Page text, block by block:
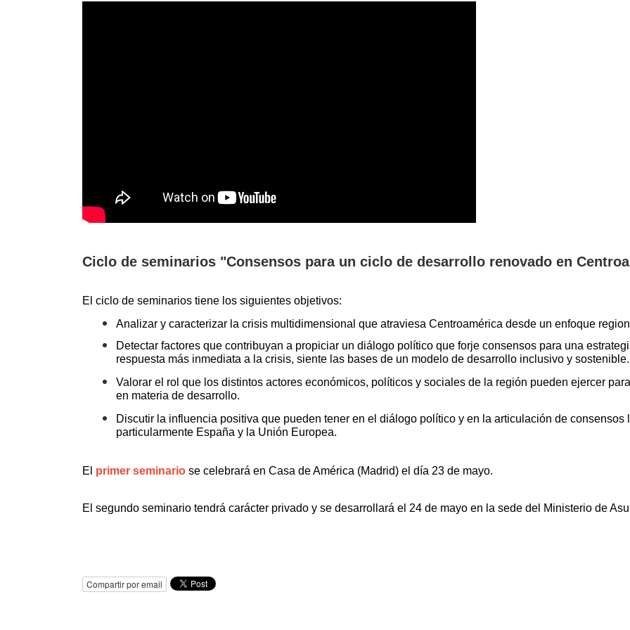
Ciclo de seminarios "Consensos para un ciclo de desarrollo renovado en
El ciclo de seminarios tiene los siguientes objetivos:
Analizar y caracterizar la crisis multidimensional que atraviesa Centroamérica desde un enfoque
Detectar factores que contribuyan a propiciar un diálogo político que forje consensos para una
respuesta más inmediata a la crisis, siente las bases de un modelo de desarrollo inclusivo y sostenible.
Valorar el rol que los distintos actores económicos, políticos y sociales de la región pueden ejercer
en materia de desarrollo.
Discutir la influencia positiva que pueden tener en el diálogo político y en la articulación de
particularmente España y la Unión Europea.
El primer seminario se celebrará en Casa de América (Madrid) el día 23 de mayo.
El segundo seminario tendrá carácter privado y se desarrollará el 24 de mayo en la sede del Ministerio de
Compartir por email